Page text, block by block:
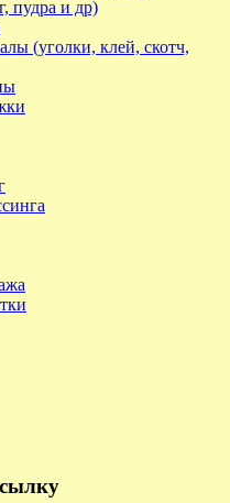
пудра и др)
(уголки, клей, скотч,